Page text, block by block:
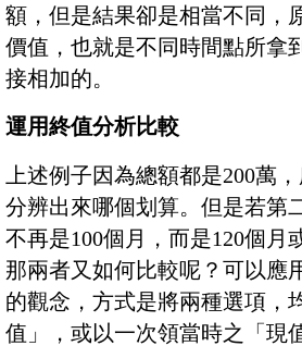
額，但是結果卻是相當不同，
價值，也就是不同時間點所拿
接相加的。
運用終值分析比較
上述例子因為總額都是200萬
分辨出來哪個划算。但是若第
不再是100個月，而是120個月
那兩者又如何比較呢？可以應
的觀念，方式是將兩種選項，
值」，或以一次領當時之「現